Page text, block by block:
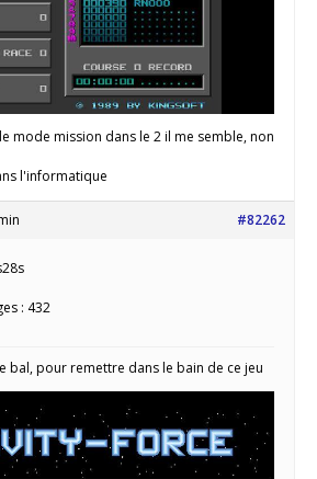
mode mission dans le 2 il me semble, non
l'informatique
#82262
: 432
bal, pour remettre dans le bain de ce jeu